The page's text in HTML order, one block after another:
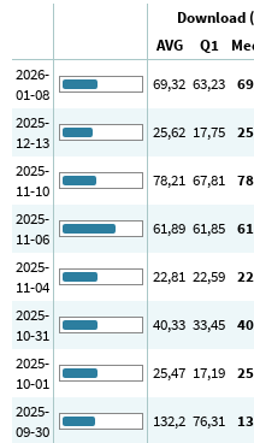
Download
AVG
Q1
2026-
01-08
69,32 63,23 69
2025-
12-13
25,62 17,75 25
2025-
11-10
78,21 67,81 78
2025-
11-06
61,89 61,85 61
2025-
11-04
22,81 22,59 22
2025-
10-31
40,33 33,45 40
2025-
10-01
25,47 17,19 25
2025-
09-30
132,2 76,31